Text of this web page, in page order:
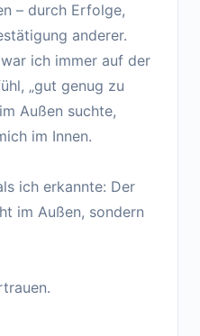
– durch Erfolge,
anderer.
ich immer auf der
„gut genug zu
Außen suchte,
im Innen.
ich erkannte: Der
im Außen, sondern